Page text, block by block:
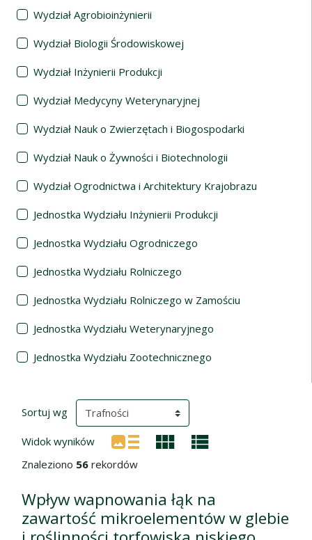
Wydział Agrobioinżynierii
Wydział Biologii Środowiskowej
Wydział Inżynierii Produkcji
Wydział Medycyny Weterynaryjnej
Wydział Nauk o Zwierzętach i Biogospodarki
Wydział Nauk o Żywności i Biotechnologii
Wydział Ogrodnictwa i Architektury Krajobrazu
Jednostka Wydziału Inżynierii Produkcji
Jednostka Wydziału Ogrodniczego
Jednostka Wydziału Rolniczego
Jednostka Wydziału Rolniczego w Zamościu
Jednostka Wydziału Weterynaryjnego
Jednostka Wydziału Zootechnicznego
Wyniki wyszukiwania
Sortuj wg (automatyczne przeładowanie treści)
Widok wyników
Znaleziono 56 rekordów
Wpływ wapnowania łąk na
zawartość mikroelementów w glebie